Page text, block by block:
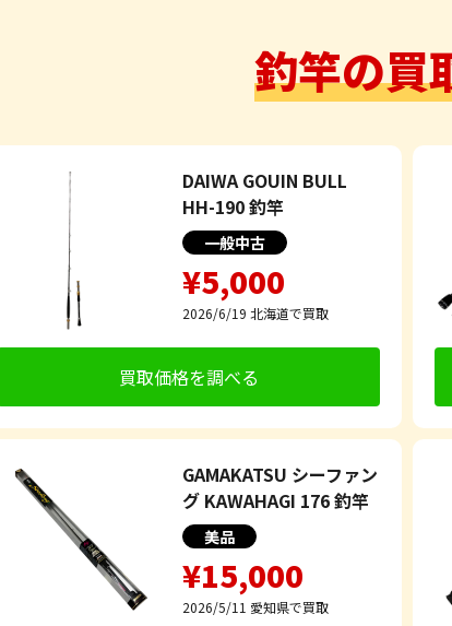
釣竿の買
DAIWA GOUIN BULL
HH-190 釣竿
一般中古
¥5,000
2026/6/19 北海道で買取
買取価格を調べる
GAMAKATSU シーファン
グ KAWAHAGI 176 釣竿
美品
¥15,000
2026/5/11 愛知県で買取